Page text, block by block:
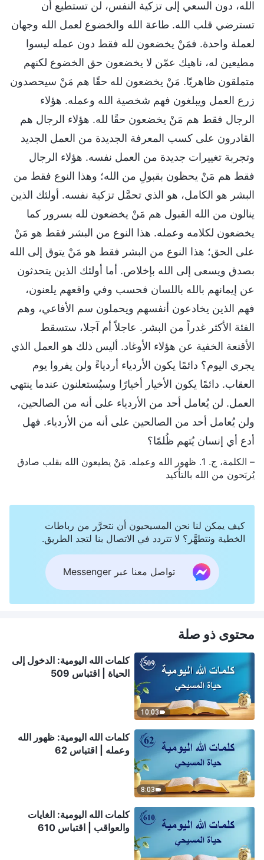
الله، دون السعي إلى تزكية النفس، لن تستطيع أن
تسترضي قلب الله. طاعة الله والخضوع لعمل الله وجهان
لعملة واحدة. فمَنْ يخضعون لله فقط دون عمله ليسوا
مطيعين له، ناهيك عمّن لا يخضعون حق الخضوع لكنهم
متملقون ظاهريًا. مَنْ يخضعون لله حقًا هم مَنْ سيحصدون
زرع العمل ويبلغون فهم شخصية الله وعمله. هؤلاء
الرجال فقط هم مَنْ يخضعون حقًا لله. هؤلاء الرجال هم
القادرون على كسب المعرفة الجديدة من العمل الجديد
وتجربة تغييرات جديدة من العمل نفسه. هؤلاء الرجال
فقط هم مَنْ يحظون بقبولِ من الله؛ وهذا النوع فقط من
البشر هو الكامل، هو الذي تحمَّل تزكية نفسه. أولئك الذين
ينالون من الله القبول هم مَنْ يخضعون لله بسرور كما
يخضعون لكلامه وعمله. هذا النوع من البشر فقط هو مَنْ
على الحق؛ هذا النوع من البشر فقط هو مَنْ يتوق إلى الله
بصدق ويسعى إلى الله بإخلاص. أما أولئك الذين يتحدثون
عن إيمانهم بالله باللسان فحسب وفي واقعهم يلعنون،
فهم الذين يخادعون أنفسهم ويحملون سم الأفاعي، وهم
الفئة الأكثر غدراً من البشر. عاجلاً أم آجلا، ستسقط
الأقنعة الخفية عن هؤلاء الأوغاد. أليس ذلك هو العمل الذي
يجري اليوم؟ دائمًا يكون الأردياء أردياءً ولن يفروا يوم
العقاب. دائمًا يكون الأخيار أخيارًا وسيُستعلنون عندما ينتهي
العمل. لن يُعامل أحد من الأردياء على أنه من الصالحين،
ولن يُعامل أحد من الصالحين على أنه من الأردياء. فهل
أدع أي إنسان يُتهم ظُلمًا؟
– الكلمة، ج. 1. ظهور الله وعمله. مَنْ يطيعون الله بقلب صادق
يُربَحون من الله بالتأكيد
كيف يمكن لنا نحن المسيحيون أن نتحرَّر من رباطات
الخطية ونتطهَّر؟ لا تتردد في الاتصال بنا لتجد الطريق.
تواصل معنا عبر Messenger
محتوى ذو صلة
10:03
كلمات الله اليومية: الدخول إلى
الحياة | اقتباس 509
8:03
كلمات الله اليومية: ظهور الله
وعمله | اقتباس 62
كلمات الله اليومية: الغايات
والعواقب | اقتباس 610